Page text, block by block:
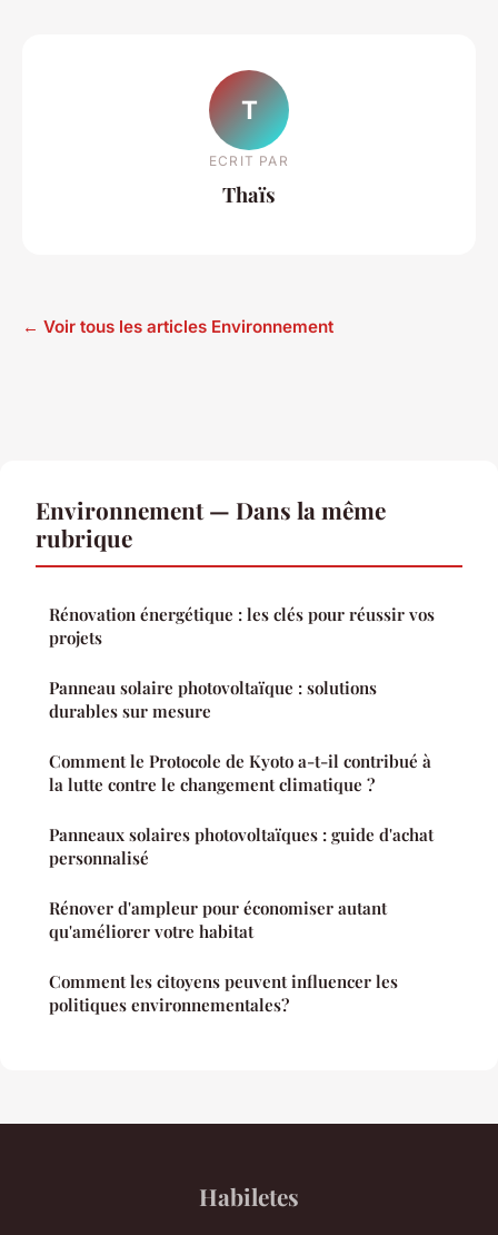
T
ECRIT PAR
Thaïs
← Voir tous les articles Environnement
Environnement — Dans la même
rubrique
Rénovation énergétique : les clés pour réussir vos
projets
Panneau solaire photovoltaïque : solutions
durables sur mesure
Comment le Protocole de Kyoto a-t-il contribué à
la lutte contre le changement climatique ?
Panneaux solaires photovoltaïques : guide d'achat
personnalisé
Rénover d'ampleur pour économiser autant
qu'améliorer votre habitat
Comment les citoyens peuvent influencer les
politiques environnementales?
Habiletes